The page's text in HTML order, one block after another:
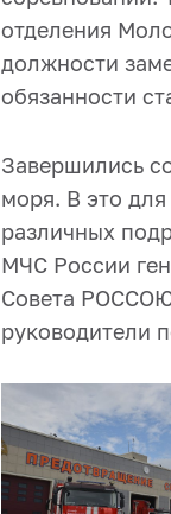
отделения
должности
обязанности
Завершились
моря. В это
различных
МЧС России
Совета
руководители